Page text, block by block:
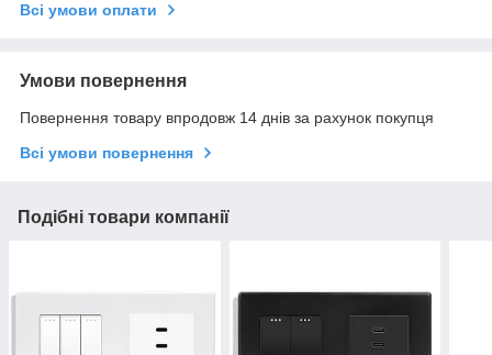
Всі умови оплати
Умови повернення
Повернення товару впродовж 14 днів за рахунок покупця
Всі умови повернення
Подібні товари компанії